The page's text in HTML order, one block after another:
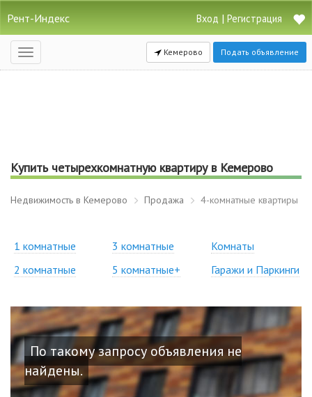
Рент-Индекс Вход | Регистрация
Открыть
навигацию
Кемерово Подать объявление
Купить четырехкомнатную квартиру в Кемерово
Недвижимость в Кемерово Продажа 4-комнатные квартиры
1 комнатные
2 комнатные
3 комнатные
5 комнатные+
Комнаты
Гаражи и Паркинги
По такому запросу объявления не
найдены.